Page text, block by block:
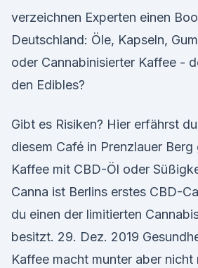
verzeichnen Experten einen
Deutschland: Öle, Kapseln,
oder Cannabinisierter Kaffee -
den Edibles?
Gibt es Risiken? Hier erfährst
diesem Café in Prenzlauer
Kaffee mit CBD-Öl oder
Canna ist Berlins erstes CBD-
du einen der limitierten
besitzt. 29. Dez. 2019
Kaffee macht munter aber nicht